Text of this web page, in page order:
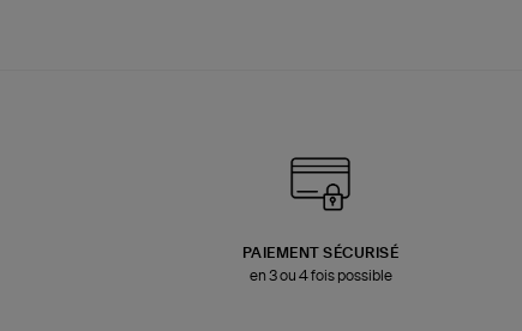
PAIEMENT SÉCURISÉ
en 3 ou 4 fois possible